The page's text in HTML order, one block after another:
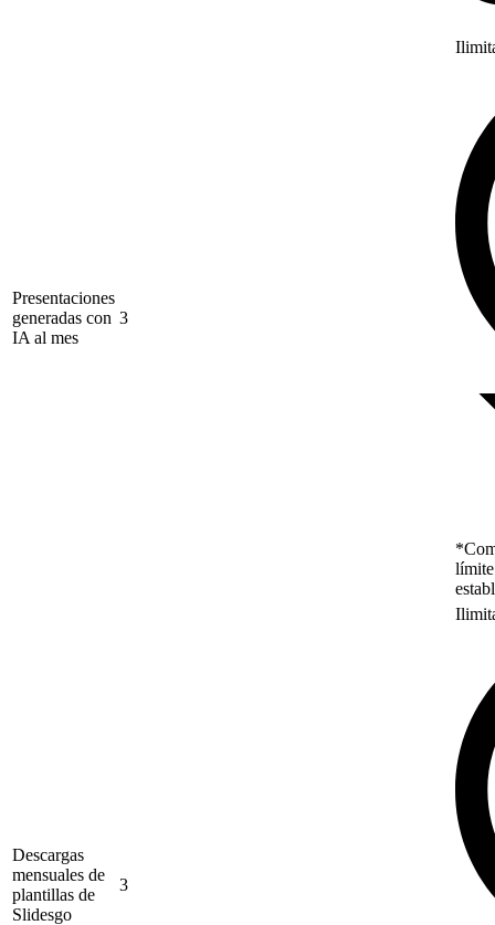
Presentaciones
generadas con
IA al mes
3
Descargas
mensuales de
plantillas de
Slidesgo
3